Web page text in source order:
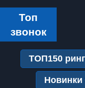
Топ
звонок
ТОП150
Новинки